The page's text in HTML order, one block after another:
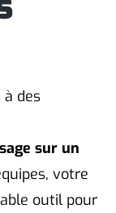
à des
sur un
votre
outil pour